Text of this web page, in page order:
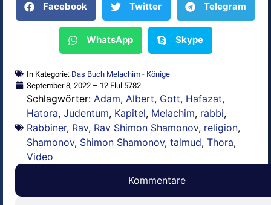
Facebook Twitter Telegram
WhatsApp Skype
In Kategorie: Das Buch Melachim - Könige
September 8, 2022 – 12 Elul 5782
Schlagwörter: Adam, Albert, Gott, Hafazat,
Hatora, Judentum, Kapitel, Melachim, rabbi,
Rabbiner, Rav, Rav Shimon Shamonov, religion,
Shamonov, Shimon Shamonov, talmud, Thora,
Video
Kommentare